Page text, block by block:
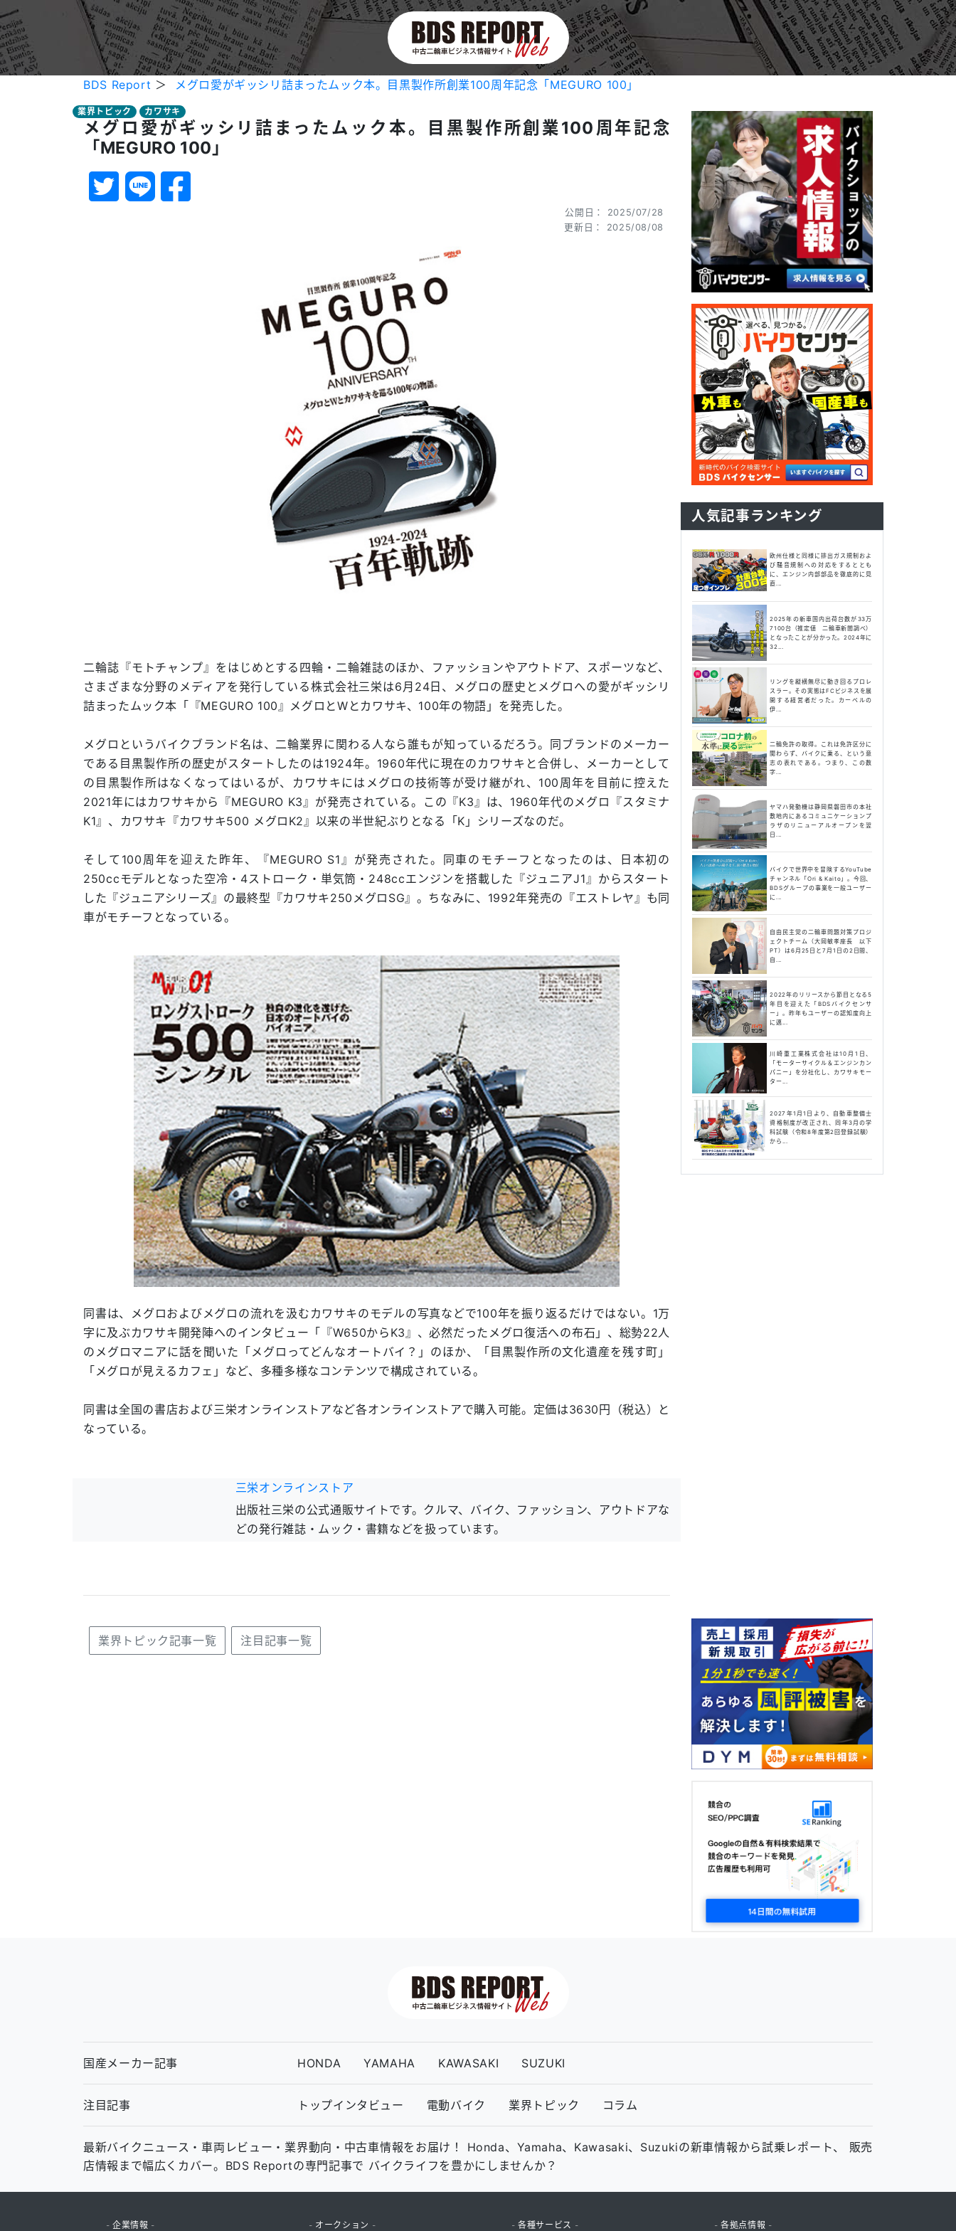
BDS Report ＞ メグロ愛がギッシリ詰まったムック本。目黒製作所創業100周年記念「MEGURO 100」
業界トピック カワサキ
メグロ愛がギッシリ詰まったムック本。目黒製作所創業100周年記念
「MEGURO 100」
公開日： 2025/07/28
更新日： 2025/08/08
二輪誌『モトチャンプ』をはじめとする四輪・二輪雑誌のほか、ファッションやアウトドア、スポーツなど、
さまざまな分野のメディアを発行している株式会社三栄は6月24日、メグロの歴史とメグロへの愛がギッシリ
詰まったムック本「『MEGURO 100』メグロとWとカワサキ、100年の物語」を発売した。
メグロというバイクブランド名は、二輪業界に関わる人なら誰もが知っているだろう。同ブランドのメーカー
である目黒製作所の歴史がスタートしたのは1924年。1960年代に現在のカワサキと合併し、メーカーとして
の目黒製作所はなくなってはいるが、カワサキにはメグロの技術等が受け継がれ、100周年を目前に控えた
2021年にはカワサキから『MEGURO K3』が発売されている。この『K3』は、1960年代のメグロ『スタミナ
K1』、カワサキ『カワサキ500 メグロK2』以来の半世紀ぶりとなる「K」シリーズなのだ。
そして100周年を迎えた昨年、『MEGURO S1』が発売された。同車のモチーフとなったのは、日本初の
250ccモデルとなった空冷・4ストローク・単気筒・248ccエンジンを搭載した『ジュニアJ1』からスタート
した『ジュニアシリーズ』の最終型『カワサキ250メグロSG』。ちなみに、1992年発売の『エストレヤ』も同
車がモチーフとなっている。
同書は、メグロおよびメグロの流れを汲むカワサキのモデルの写真などで100年を振り返るだけではない。1万
字に及ぶカワサキ開発陣へのインタビュー「『W650からK3』、必然だったメグロ復活への布石」、総勢22人
のメグロマニアに話を聞いた「メグロってどんなオートバイ？」のほか、「目黒製作所の文化遺産を残す町」
「メグロが見えるカフェ」など、多種多様なコンテンツで構成されている。
同書は全国の書店および三栄オンラインストアなど各オンラインストアで購入可能。定価は3630円（税込）と
なっている。
三栄オンラインストア
出版社三栄の公式通販サイトです。クルマ、バイク、ファッション、アウトドアな
どの発行雑誌・ムック・書籍などを扱っています。
業界トピック記事一覧 注目記事一覧
人気記事ランキング
欧州仕様と同様に排出ガス規制およ
び騒音規制への対応をするととも
に、エンジン内部部品を徹底的に見
直...
2025年の新車国内出荷台数が33万
7100台（推定値 二輪車新聞調べ）
となったことが分かった。2024年に
32...
リングを縦横無尽に動き回るプロレ
スラー。その実態はFCビジネスを展
開する経営者だった。カーベルの
伊...
二輪免許の取得。これは免許区分に
関わらず、バイクに乗る、という意
志の表れである。つまり、この数
字...
ヤマハ発動機は静岡県磐田市の本社
敷地内にあるコミュニケーションプ
ラザのリニューアルオープンを翌
日...
バイクで世界中を冒険するYouTube
チャンネル「Ori & Kaito」。今回、
BDSグループの事業を一般ユーザー
に...
自由民主党の二輪車問題対策プロジ
ェクトチーム（大岡敏孝座長 以下
PT）は6月25日と7月1日の2日間、
自...
2022年のリリースから節目となる5
年目を迎えた「BDSバイクセンサ
ー」。昨年もユーザーの認知度向上
に邁...
川崎重工業株式会社は10月1日、
「モーターサイクル＆エンジンカン
パニー」を分社化し、カワサキモー
ター...
2027年1月1日より、自動車整備士
資格制度が改正され、同年3月の学
科試験（令和8年度第2回登録試験）
から...
国産メーカー記事 HONDA YAMAHA KAWASAKI SUZUKI
注目記事 トップインタビュー 電動バイク 業界トピック コラム
最新バイクニュース・車両レビュー・業界動向・中古車情報をお届け！ Honda、Yamaha、Kawasaki、Suzukiの新車情報から試乗レポート、 販売
店情報まで幅広くカバー。BDS Reportの専門記事で バイクライフを豊かにしませんか？
- 企業情報 - - オークション - - 各種サービス - - 各拠点情報 -